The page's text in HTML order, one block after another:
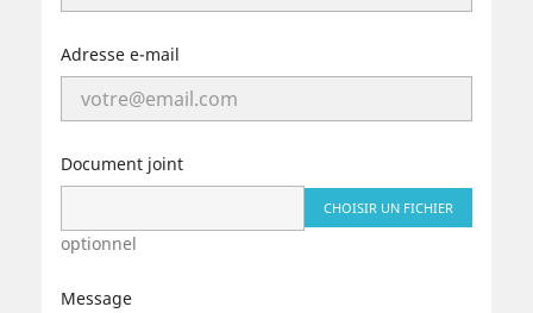
Adresse e-mail
Document joint
CHOISIR UN FICHIER
optionnel
Message